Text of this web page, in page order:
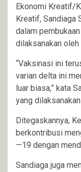
Ekonomi Kreatif/
Kreatif, Sandiaga
dalam
dilaksanakan
“Vaksinasi ini
varian delta ini
luar biasa,” kata
yang
Ditegaskannya,
berkontribusi
—19 dengan
Sandiaga juga